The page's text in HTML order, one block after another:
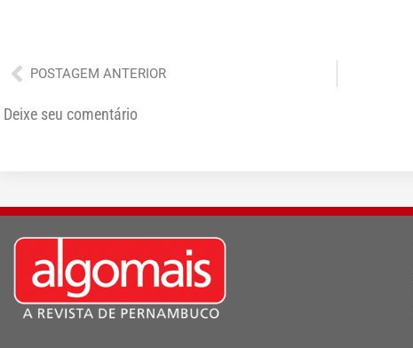
Anterior
POSTAGEM ANTERIOR
Deixe seu comentário